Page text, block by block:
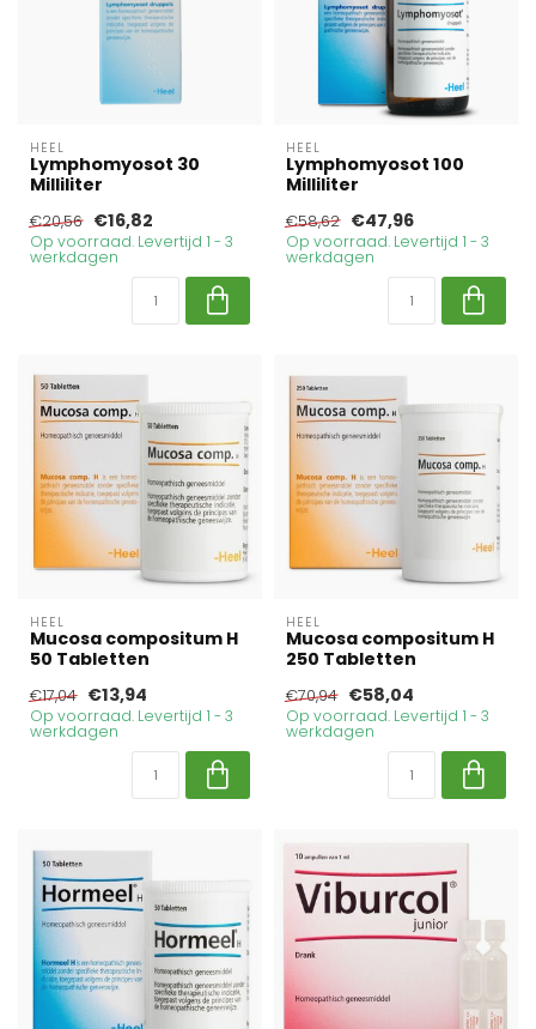
HEEL
Lymphomyosot 30
Milliliter
€20,56 €16,82
Op voorraad. Levertijd 1 - 3
werkdagen
HEEL
Lymphomyosot 100
Milliliter
€58,62 €47,96
Op voorraad. Levertijd 1 - 3
werkdagen
HEEL
Mucosa compositum H
50 Tabletten
€17,04 €13,94
Op voorraad. Levertijd 1 - 3
werkdagen
HEEL
Mucosa compositum H
250 Tabletten
€70,94 €58,04
Op voorraad. Levertijd 1 - 3
werkdagen